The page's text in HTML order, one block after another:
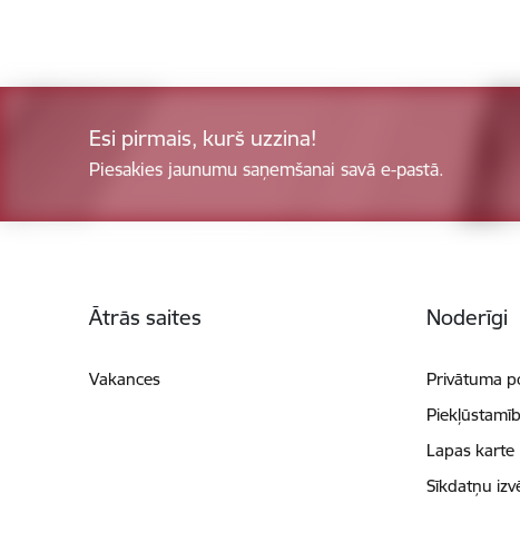
Esi pirmais, kurš uzzina!
Piesakies jaunumu saņemšanai savā e-pastā.
Ātrās saites
Vakances
Noderīgi
Privātuma
Lapas karte
Sīkdatņu